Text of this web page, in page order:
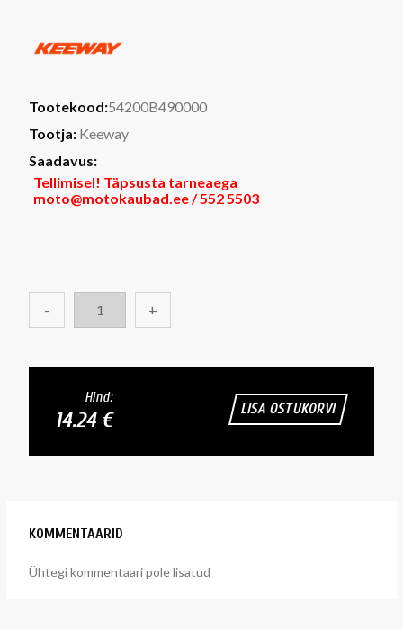
Tootekood:54200B490000
Tootja: Keeway
Saadavus:
Tellimisel! Täpsusta tarneaega
moto@motokaubad.ee / 552 5503
- +
Hind:
14.24 € LISA OSTUKORVI
KOMMENTAARID
Ühtegi kommentaari pole lisatud